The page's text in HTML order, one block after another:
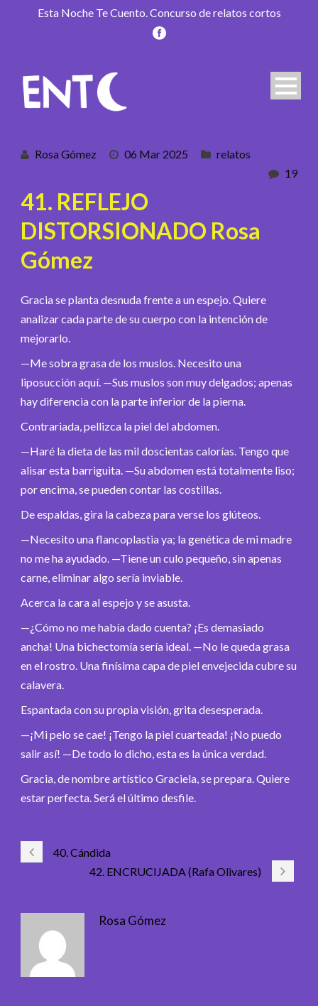
Esta Noche Te Cuento. Concurso de relatos cortos
Rosa Gómez 06 Mar 2025
relatos
19
41. REFLEJO
DISTORSIONADO Rosa
Gómez
Gracia se planta desnuda frente a un espejo. Quiere
analizar cada parte de su cuerpo con la intención de
mejorarlo.
—Me sobra grasa de los muslos. Necesito una
liposucción aquí. —Sus muslos son muy delgados; apenas
hay diferencia con la parte inferior de la pierna.
Contrariada, pellizca la piel del abdomen.
—Haré la dieta de las mil doscientas calorías. Tengo que
alisar esta barriguita. —Su abdomen está totalmente liso;
por encima, se pueden contar las costillas.
De espaldas, gira la cabeza para verse los glúteos.
—Necesito una flancoplastia ya; la genética de mi madre
no me ha ayudado. —Tiene un culo pequeño, sin apenas
carne, eliminar algo sería inviable.
Acerca la cara al espejo y se asusta.
—¿Cómo no me había dado cuenta? ¡Es demasiado
ancha! Una bichectomía sería ideal. —No le queda grasa
en el rostro. Una finísima capa de piel envejecida cubre su
calavera.
Espantada con su propia visión, grita desesperada.
—¡Mi pelo se cae! ¡Tengo la piel cuarteada! ¡No puedo
salir así! —De todo lo dicho, esta es la única verdad.
Gracia, de nombre artístico Graciela, se prepara. Quiere
estar perfecta. Será el último desfile.
40. Cándida
42. ENCRUCIJADA (Rafa Olivares)
Rosa Gómez